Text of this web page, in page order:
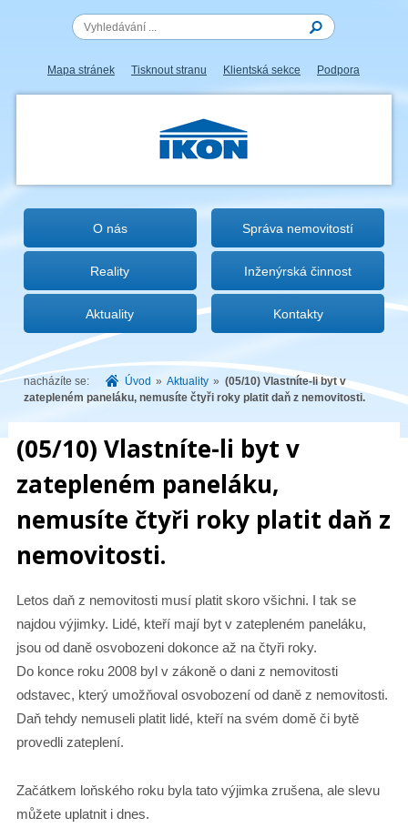
Mapa stránek Tisknout stranu Klientská sekce Podpora
IKON.CZ
O nás Správa nemovitostí
Reality Inženýrská činnost
Aktuality Kontakty
nacházíte se: Úvod » Aktuality » (05/10) Vlastníte-li byt v
zatepleném paneláku, nemusíte čtyři roky platit daň z nemovitosti.
(05/10) Vlastníte-li byt v
zatepleném paneláku,
nemusíte čtyři roky platit daň z
nemovitosti.
Letos daň z nemovitosti musí platit skoro všichni. I tak se
najdou výjimky. Lidé, kteří mají byt v zatepleném paneláku,
jsou od daně osvobozeni dokonce až na čtyři roky.
Do konce roku 2008 byl v zákoně o dani z nemovitosti
odstavec, který umožňoval osvobození od daně z nemovitosti.
Daň tehdy nemuseli platit lidé, kteří na svém domě či bytě
provedli zateplení.
Začátkem loňského roku byla tato výjimka zrušena, ale slevu
můžete uplatnit i dnes.